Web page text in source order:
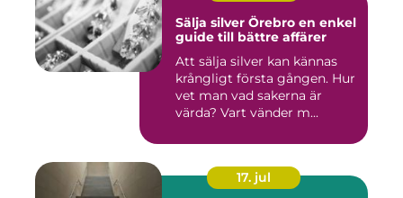
Sälja silver Örebro en enkel
guide till bättre affärer
Att sälja silver kan kännas
krångligt första gången. Hur
vet man vad sakerna är
värda? Vart vänder m...
17. jul